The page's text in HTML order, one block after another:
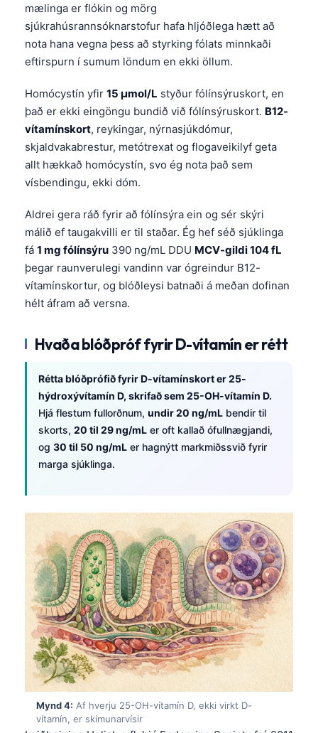
mælinga er flókin og mörg
sjúkrahúsrannsóknarstofur hafa hljóðlega hætt að
nota hana vegna þess að styrking fólats minnkaði
eftirspurn í sumum löndum en ekki öllum.
Homócystín yfir 15 µmol/L styður fólínsýruskort, en
það er ekki eingöngu bundið við fólínsýruskort. B12-
vítamínskort, reykingar, nýrnasjúkdómur,
skjaldvakabrestur, metótrexat og flogaveikilyf geta
allt hækkað homócystín, svo ég nota það sem
vísbendingu, ekki dóm.
Aldrei gera ráð fyrir að fólínsýra ein og sér skýri
málið ef taugakvilli er til staðar. Ég hef séð sjúklinga
fá 1 mg fólínsýru 390 ng/mL DDU MCV-gildi 104 fL
þegar raunverulegi vandinn var ógreindur B12-
vítamínskortur, og blóðleysi batnaði á meðan dofinan
hélt áfram að versna.
Hvaða blóðpróf fyrir D-vítamín er rétt
Rétta blóðprófið fyrir D-vítamínskort er 25-
hýdroxývítamín D, skrifað sem 25-OH-vítamín D.
Hjá flestum fullorðnum, undir 20 ng/mL bendir til
skorts, 20 til 29 ng/mL er oft kallað ófullnægjandi,
og 30 til 50 ng/mL er hagnýtt markmiðssvið fyrir
marga sjúklinga.
Mynd 4: Af hverju 25-OH-vítamín D, ekki virkt D-
vítamín, er skimunarvísir